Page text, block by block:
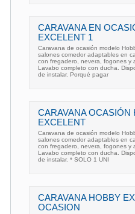
CARAVANA EN
EXCELENT 1
Caravana de ocasión modelo
salones comedor adaptables en
con fregadero, nevera, fogones y
Lavabo completo con ducha.
de instalar. Porqué pagar
CARAVANA OCASIÓN
EXCELENT
Caravana de ocasión modelo
salones comedor adaptables en
con fregadero, nevera, fogones y
Lavabo completo con ducha.
de instalar. * SOLO 1 UNI
CARAVANA HOBBY
OCASION